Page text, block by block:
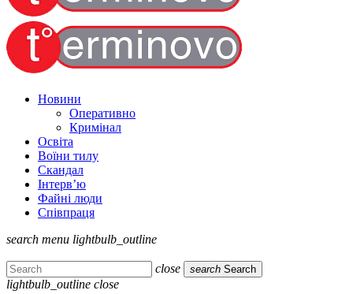
Новини
Оперативно
Кримінал
Освіта
Воїни тилу
Скандал
Інтерв’ю
Файні люди
Співпраця
search menu lightbulb_outline
close search Search
lightbulb_outline close